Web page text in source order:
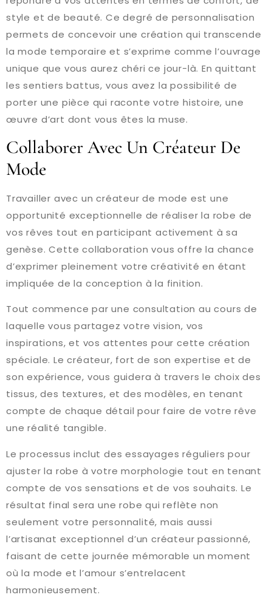
style et de beauté. Ce degré de personnalisation
permets de concevoir une création qui transcende
la mode temporaire et s’exprime comme l’ouvrage
unique que vous aurez chéri ce jour-là. En quittant
les sentiers battus, vous avez la possibilité de
porter une pièce qui raconte votre histoire, une
œuvre d’art dont vous êtes la muse.
Collaborer Avec Un Créateur De
Mode
Travailler avec un créateur de mode est une
opportunité exceptionnelle de réaliser la robe de
vos rêves tout en participant activement à sa
genèse. Cette collaboration vous offre la chance
d’exprimer pleinement votre créativité en étant
impliquée de la conception à la finition.
Tout commence par une consultation au cours de
laquelle vous partagez votre vision, vos
inspirations, et vos attentes pour cette création
spéciale. Le créateur, fort de son expertise et de
son expérience, vous guidera à travers le choix des
tissus, des textures, et des modèles, en tenant
compte de chaque détail pour faire de votre rêve
une réalité tangible.
Le processus inclut des essayages réguliers pour
ajuster la robe à votre morphologie tout en tenant
compte de vos sensations et de vos souhaits. Le
résultat final sera une robe qui reflète non
seulement votre personnalité, mais aussi
l’artisanat exceptionnel d’un créateur passionné,
faisant de cette journée mémorable un moment
où la mode et l’amour s’entrelacent
harmonieusement.